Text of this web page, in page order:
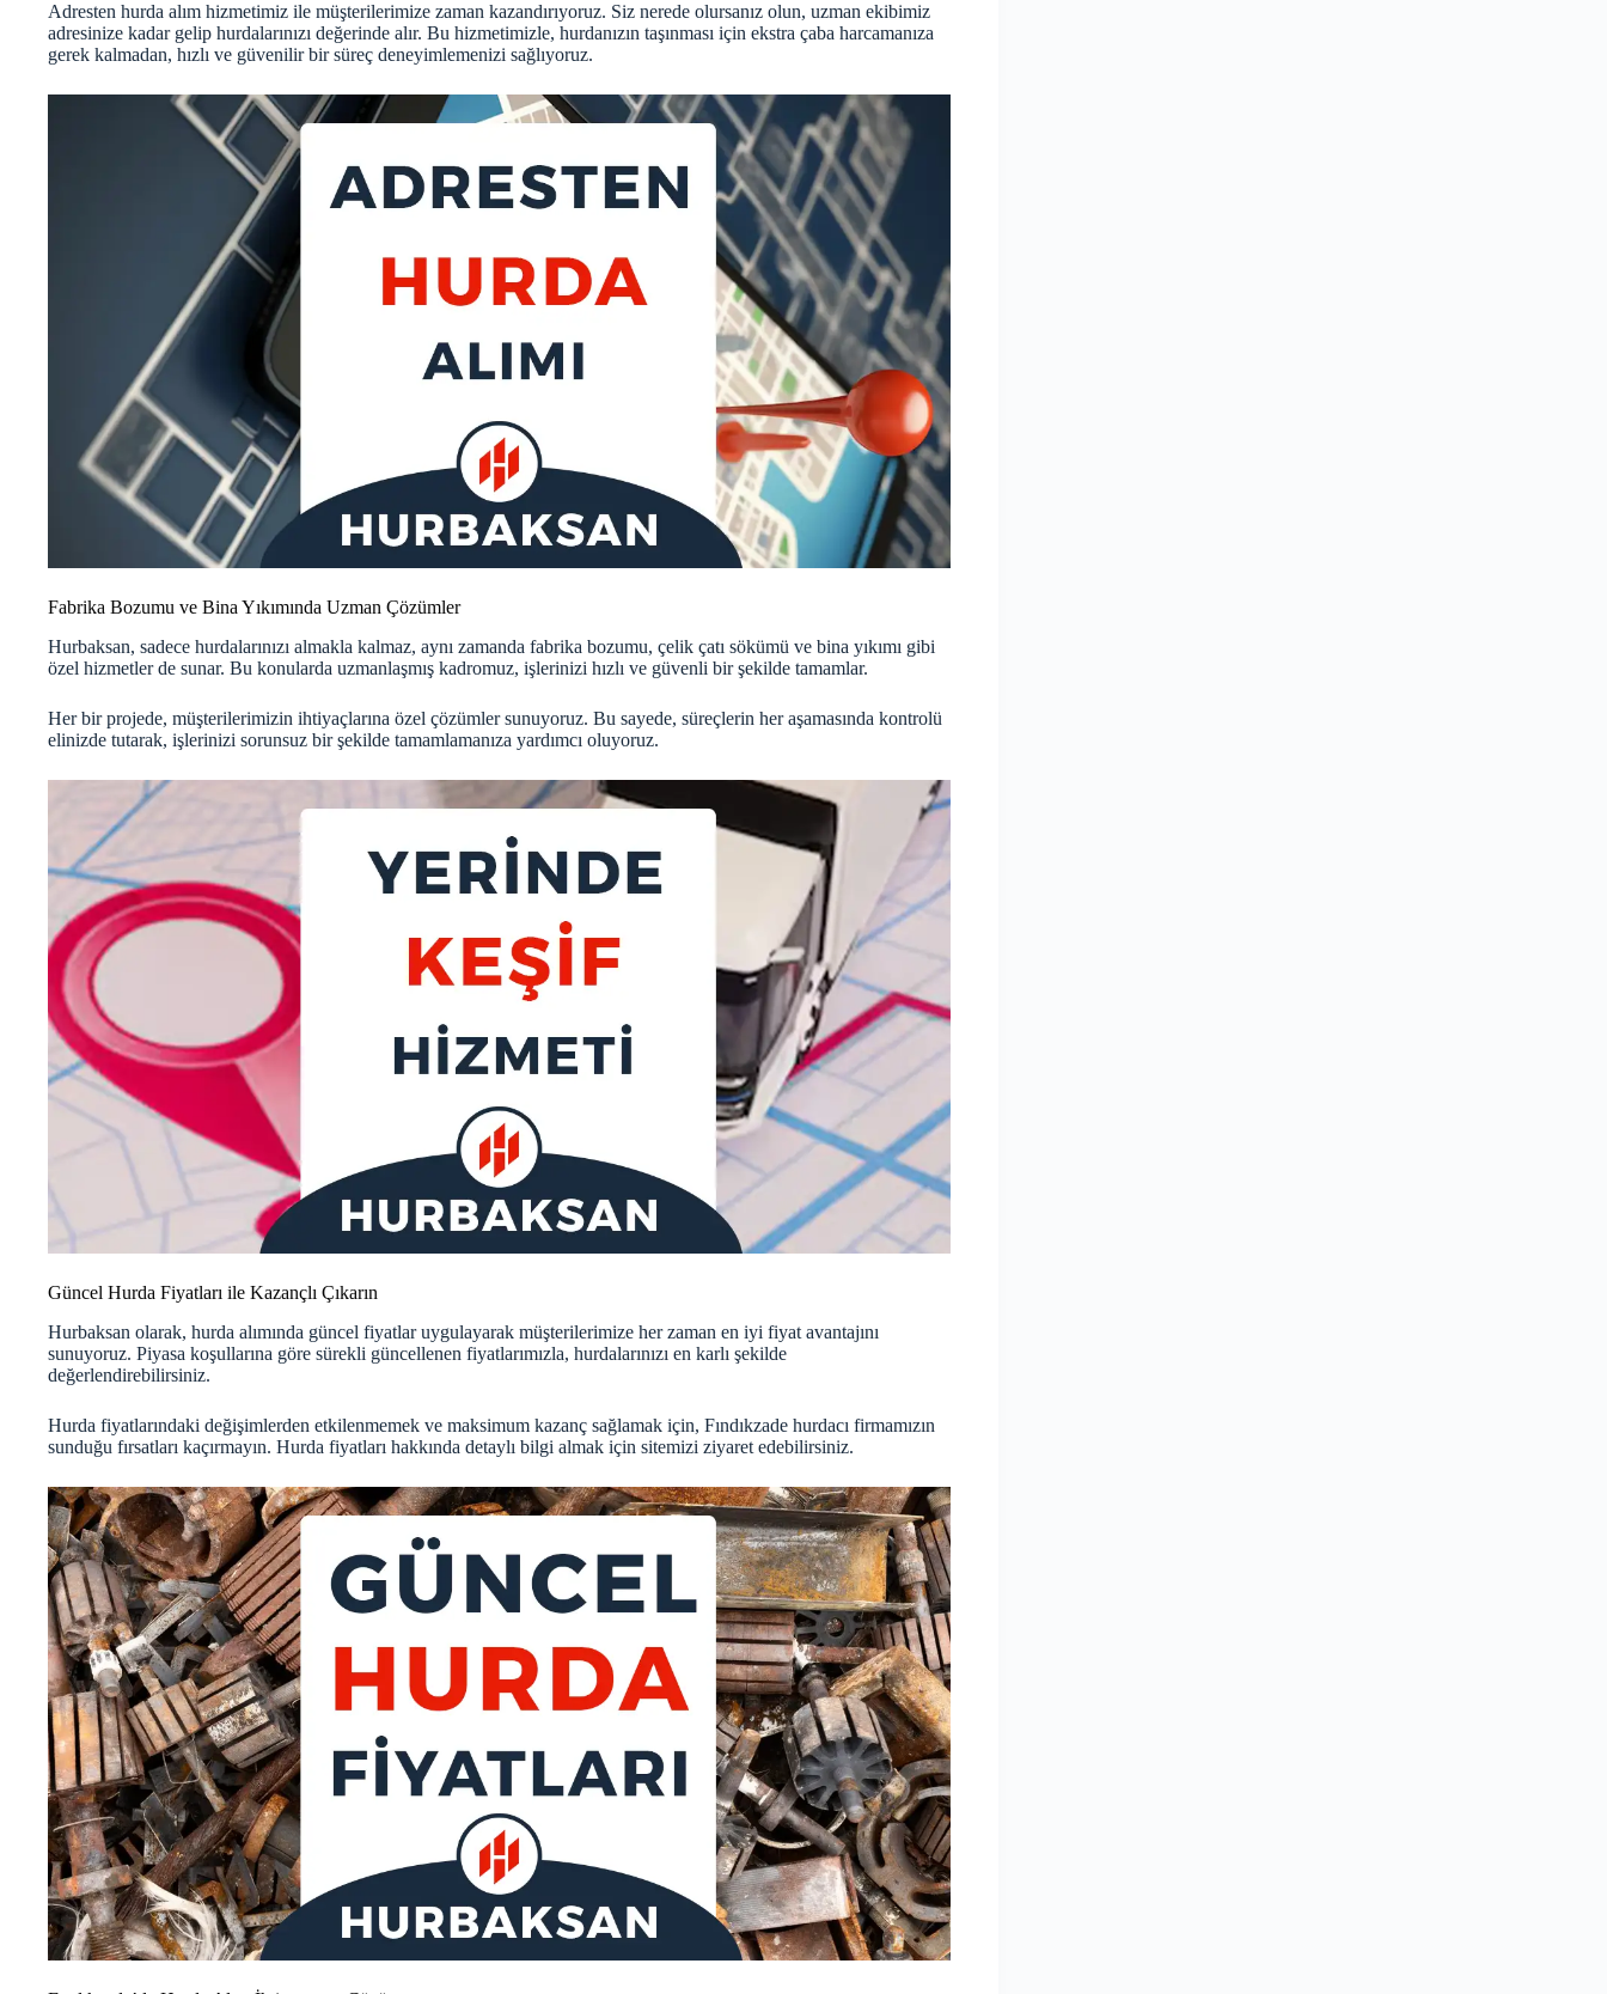
Adresten hurda alım hizmetimiz ile müşterilerimize zaman kazandırıyoruz. Siz nerede olursanız olun, uzman ekibimiz
adresinize kadar gelip hurdalarınızı değerinde alır. Bu hizmetimizle, hurdanızın taşınması için ekstra çaba harcamanıza
gerek kalmadan, hızlı ve güvenilir bir süreç deneyimlemenizi sağlıyoruz.
Fabrika Bozumu ve Bina Yıkımında Uzman Çözümler
Hurbaksan, sadece hurdalarınızı almakla kalmaz, aynı zamanda fabrika bozumu, çelik çatı sökümü ve bina yıkımı gibi
özel hizmetler de sunar. Bu konularda uzmanlaşmış kadromuz, işlerinizi hızlı ve güvenli bir şekilde tamamlar.
Her bir projede, müşterilerimizin ihtiyaçlarına özel çözümler sunuyoruz. Bu sayede, süreçlerin her aşamasında kontrolü
elinizde tutarak, işlerinizi sorunsuz bir şekilde tamamlamanıza yardımcı oluyoruz.
Güncel Hurda Fiyatları ile Kazançlı Çıkarın
Hurbaksan olarak, hurda alımında güncel fiyatlaruygulayarak müşterilerimize her zaman en iyi fiyat avantajını
sunuyoruz. Piyasa koşullarına göre sürekli güncellenen fiyatlarımızla, hurdalarınızı en karlı şekilde
değerlendirebilirsiniz.
Hurda fiyatlarındaki değişimlerden etkilenmemek ve maksimum kazanç sağlamak için, Fındıkzade hurdacı firmamızın
sunduğu fırsatları kaçırmayın. Hurda fiyatları hakkında detaylı bilgi almak için sitemizi ziyaret edebilirsiniz.